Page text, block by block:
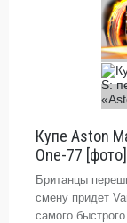
Купе Aston
One-77
Британцы
смену придет
самого